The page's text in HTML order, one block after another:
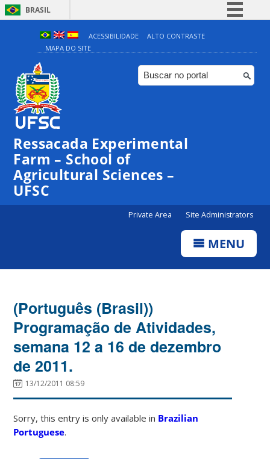
BRASIL
Simplifique!
Comunica BR
Participe
ACESSIBILIDADE
ALTO CONTRASTE
MAPA DO SITE
Ressacada Experimental
Farm – School of
Agricultural Sciences –
UFSC
Private Area Site Administrators
MENU
(Português (Brasil))
Programação de Atividades,
semana 12 a 16 de dezembro
de 2011.
13/12/2011 08:59
Sorry, this entry is only available in Brazilian
Portuguese.